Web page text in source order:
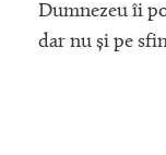
Dumnezeu îi
dar nu și pe